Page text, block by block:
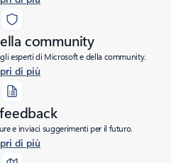
community
esperti di Microsoft e della community.
di più
e inviaci suggerimenti per il futuro.
di più